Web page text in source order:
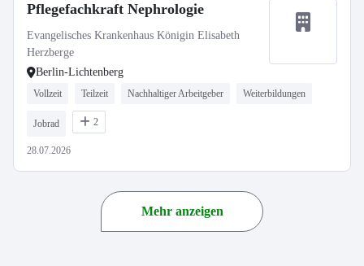
Pflegefachkraft Nephrologie
Evangelisches Krankenhaus Königin Elisabeth
Herzberge
Berlin-Lichtenberg
Vollzeit Teilzeit Nachhaltiger Arbeitgeber Weiterbildungen
Jobrad 2
28.07.2026
Mehr anzeigen